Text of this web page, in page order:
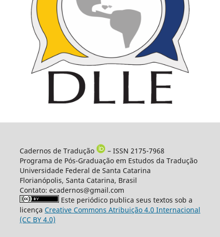
Cadernos de Tradução
– ISSN 2175-7968
Programa de Pós-Graduação em Estudos da Tradução
Universidade Federal de Santa Catarina
Florianópolis, Santa Catarina, Brasil
Contato: ecadernos@gmail.com
Este periódico publica seus textos sob a
licença Creative Commons Atribuição 4.0 Internacional
(CC BY 4.0)